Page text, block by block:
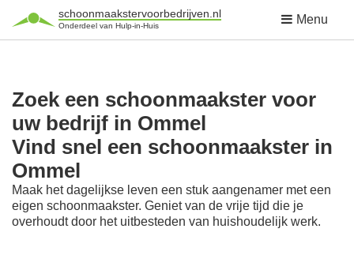
schoonmaakstervoorbedrijven.nl
Onderdeel van Hulp-in-Huis Menu
Zoek een schoonmaakster voor
uw bedrijf in Ommel
Vind snel een schoonmaakster in
Ommel
Maak het dagelijkse leven een stuk aangenamer met een
eigen schoonmaakster. Geniet van de vrije tijd die je
overhoudt door het uitbesteden van huishoudelijk werk.